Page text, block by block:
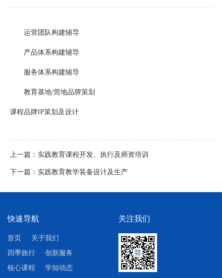
运营团队构建辅导
产品体系构建辅导
服务体系构建辅导
教育基地/营地品牌策划
课程品牌IP策划及设计
上一篇： 实践教育课程开发、执行及师资培训
下一篇： 实践教育教学装备设计及生产
快速导航
首页
关于我们
四季旅行
创新服务
核心课程
学知动态
关注我们